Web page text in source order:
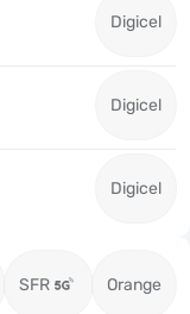
Digicel
Digicel
Digicel
SFR Orange